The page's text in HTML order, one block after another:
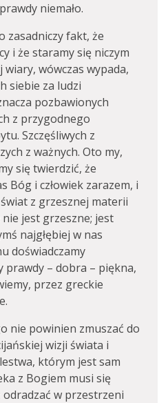
niemało.
zasadniczy fakt, że
i że staramy się niczym
wiary, wówczas wypada,
siebie za ludzi
pozbawionych
z przygodnego
Szczęśliwych z
z ważnych. Oto my,
się twierdzić, że
Bóg i człowiek zarazem, i
świat z grzesznej materii
nie jest grzeszne; jest
najgłębiej w nas
doświadczamy
– dobra – piękna,
przez greckie
nie powinien zmuszać do
wizji świata i
którym jest sam
z Bogiem musi się
w przestrzeni